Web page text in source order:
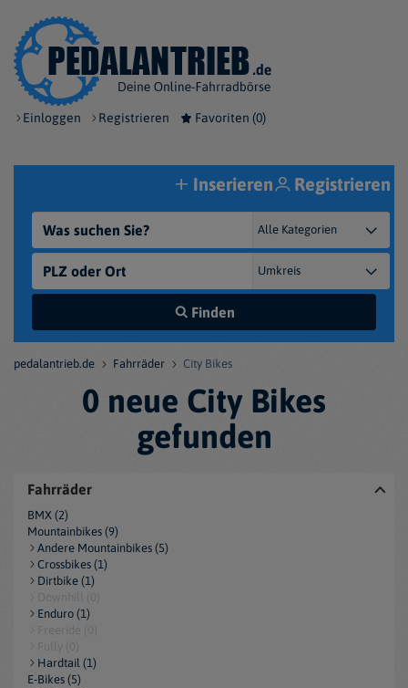
Einloggen Registrieren Favoriten (0)
Finden
Inserieren Registrieren
pedalantrieb.de Fahrräder City Bikes
0 neue City Bikes
gefunden
Fahrräder
BMX (2)
Mountainbikes (9)
Andere Mountainbikes (5)
Crossbikes (1)
Dirtbike (1)
Enduro (1)
Hardtail (1)
E-Bikes (5)